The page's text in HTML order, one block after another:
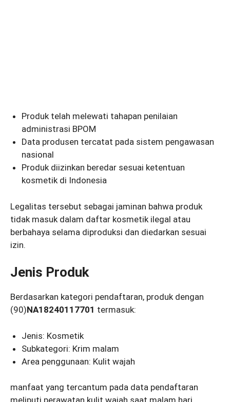
Produk telah melewati tahapan penilaian
administrasi BPOM
Data produsen tercatat pada sistem pengawasan
nasional
Produk diizinkan beredar sesuai ketentuan
kosmetik di Indonesia
Legalitas tersebut sebagai jaminan bahwa produk
tidak masuk dalam daftar kosmetik ilegal atau
berbahaya selama diproduksi dan diedarkan sesuai
izin.
Jenis Produk
Berdasarkan kategori pendaftaran, produk dengan
(90)NA18240117701 termasuk:
Jenis: Kosmetik
Subkategori: Krim malam
Area penggunaan: Kulit wajah
manfaat yang tercantum pada data pendaftaran